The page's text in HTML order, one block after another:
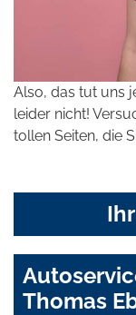
Also, das tut uns
leider nicht!
tollen Seiten, die
Thomas